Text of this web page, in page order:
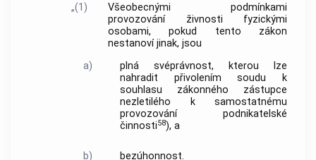
„(1)
Všeobecnými podmínkami
provozování živnosti fyzickými
osobami, pokud tento zákon
nestanoví jinak, jsou
a)
plná svéprávnost, kterou lze
nahradit přivolením soudu k
souhlasu zákonného zástupce
nezletilého k samostatnému
provozování podnikatelské
činnosti58), a
b) bezúhonnost.